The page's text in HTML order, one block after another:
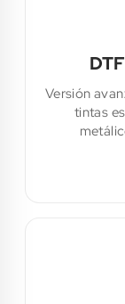
Versión
tintas